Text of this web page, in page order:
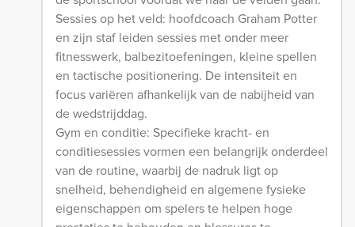
Sessies op het veld: hoofdcoach Graham Potter
en zijn staf leiden sessies met onder meer
fitnesswerk, balbezitoefeningen, kleine spellen
en tactische positionering. De intensiteit en
focus variëren afhankelijk van de nabijheid van
de wedstrijddag.
Gym en conditie: Specifieke kracht- en
conditiesessies vormen een belangrijk onderdeel
van de routine, waarbij de nadruk ligt op
snelheid, behendigheid en algemene fysieke
eigenschappen om spelers te helpen hoge